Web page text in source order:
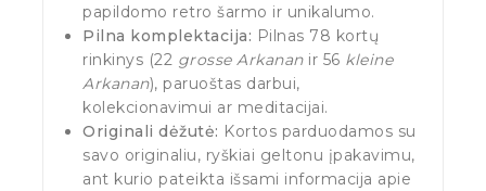
papildomo retro šarmo ir unikalumo.
Pilna komplektacija: Pilnas 78 kortų
rinkinys (22 grosse Arkananir 56 kleine
Arkanan), paruoštas darbui,
kolekcionavimui ar meditacijai.
Originali dėžutė: Kortos parduodamos su
savo originaliu, ryškiai geltonu įpakavimu,
ant kurio pateikta išsami informacija apie